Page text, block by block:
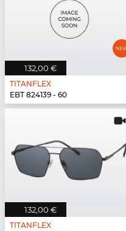
132,00 €
TITANFLEX
EBT 824139 - 60
132,00 €
TITANFLEX